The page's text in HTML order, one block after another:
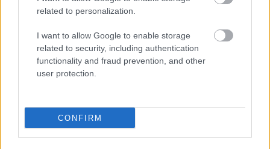
related to personalization.
I want to allow Google to enable storage
related to security, including authentication
functionality and fraud prevention, and other
user protection.
CONFIRM
Τι σημαίνει η λέξη «ευκτός»